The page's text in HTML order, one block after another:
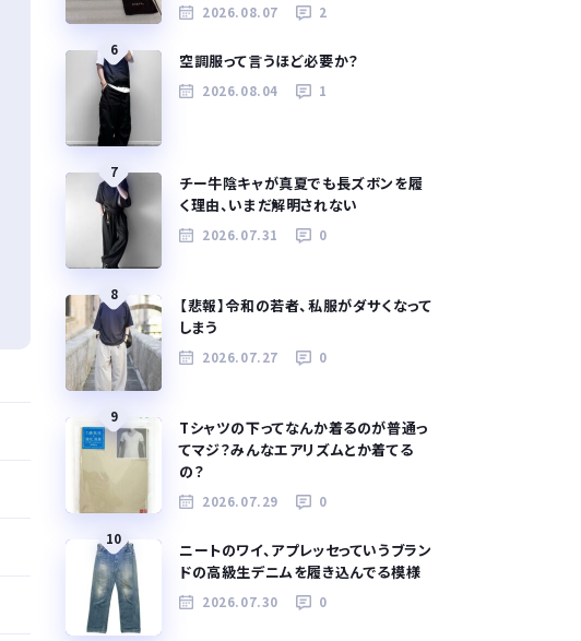
2026.08.07 2
6
空調服って言うほど必要か？
2026.08.04 1
7
チー牛陰キャが真夏でも長ズボンを履
く理由、いまだ解明されない
2026.07.31 0
8
【悲報】令和の若者、私服がダサくなって
しまう
2026.07.27 0
9
Tシャツの下ってなんか着るのが普通っ
てマジ？みんなエアリズムとか着てる
の？
2026.07.29 0
10
ニートのワイ、アプレッセっていうブラン
ドの高級生デニムを履き込んでる模様
2026.07.30 0